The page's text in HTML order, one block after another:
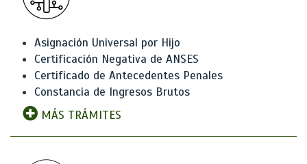
Asignación Universal por Hijo
Certificación Negativa de ANSES
Certificado de Antecedentes Penales
Constancia de Ingresos Brutos
MÁS TRÁMITES